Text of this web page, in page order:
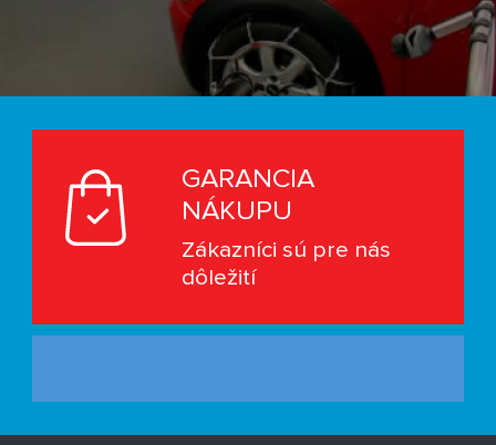
GARANCIA
NÁKUPU
Zákazníci sú pre nás
dôležití